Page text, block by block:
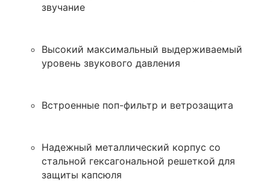
звучание
Высокий максимальный выдерживаемый
уровень звукового давления
Встроенные поп-фильтр и ветрозащита
Надежный металлический корпус со
стальной гексагональной решеткой для
защиты капсюля